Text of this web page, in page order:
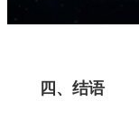
四、结语